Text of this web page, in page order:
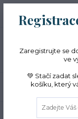
(Po-Pá, 10-16 hod.)
Úvod
Zaregistrujte se
ve
💚 Stačí zadat
košíku, který